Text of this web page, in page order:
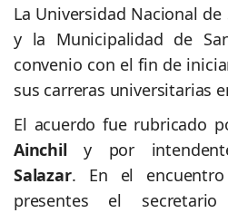
La Universidad Nacional
y la Municipalidad de
convenio con el fin de
sus carreras universitarias
El acuerdo fue rubricado
Ainchil y por
Salazar. En el encuentro
presentes el